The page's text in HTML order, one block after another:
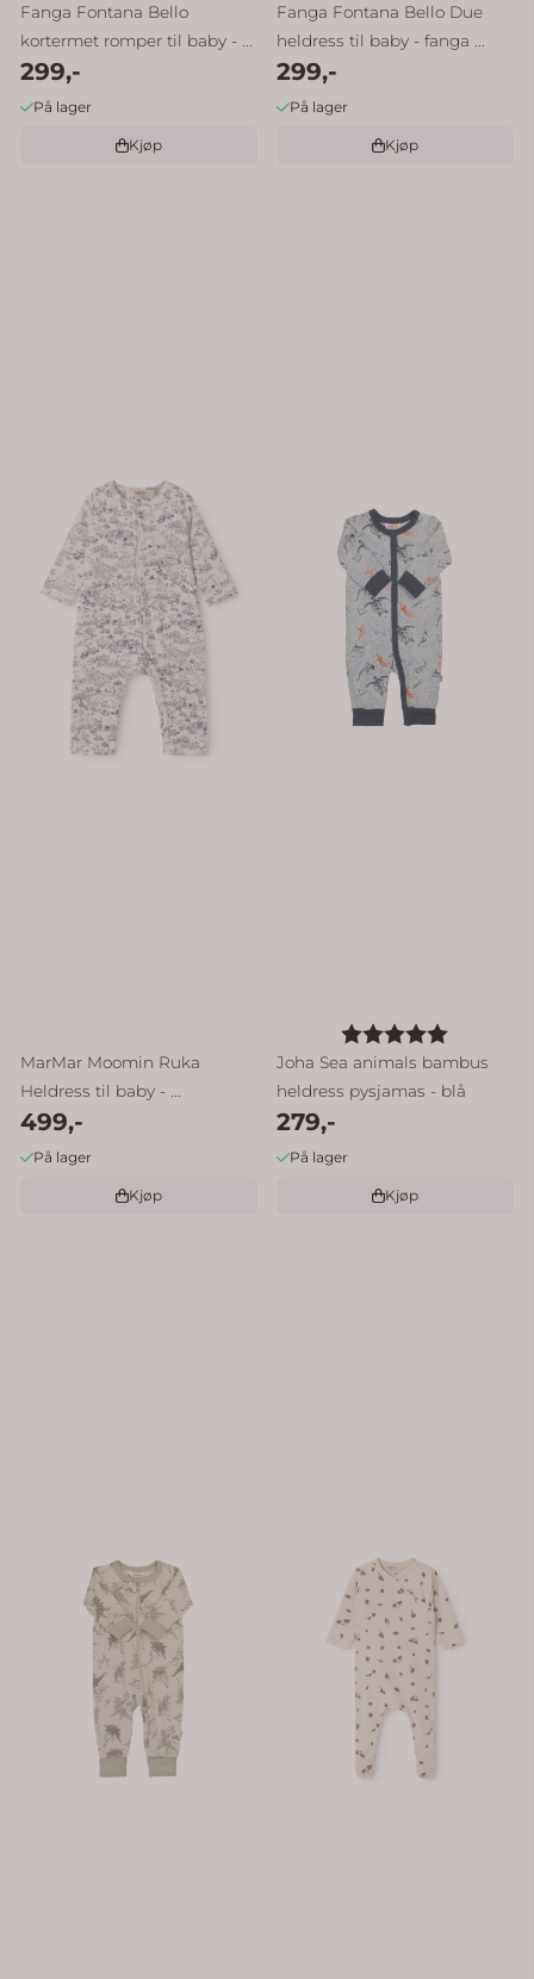
Fanga Fontana Bello
kortermet romper til baby - ...
299,-
På lager
Kjøp
Fanga Fontana Bello Due
heldress til baby - fanga ...
299,-
På lager
Kjøp
MarMar Moomin Ruka
Heldress til baby - ...
499,-
På lager
Kjøp
Karakter:
Joha Sea animals bambus
heldress pysjamas - blå
279,-
På lager
Kjøp